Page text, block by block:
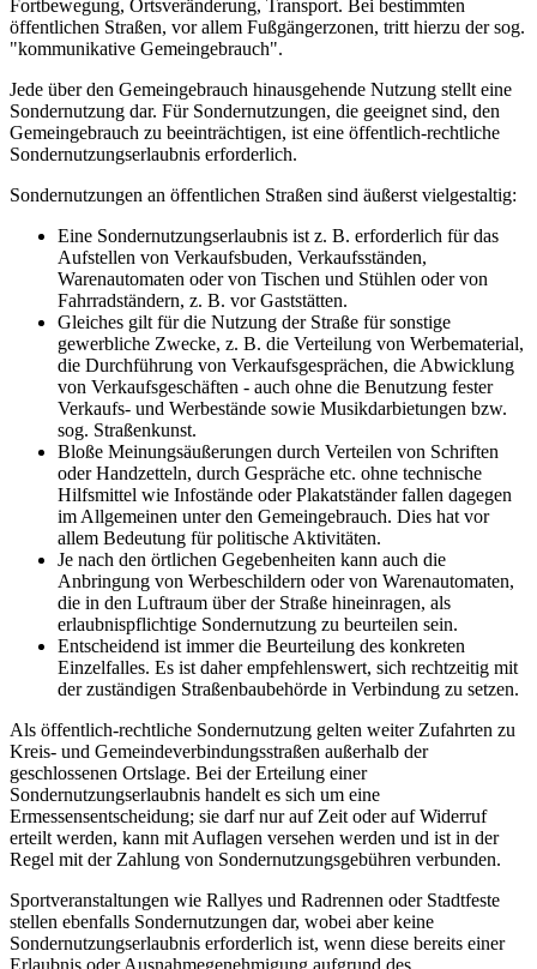
Fortbewegung, Ortsveränderung, Transport. Bei bestimmten
öffentlichen Straßen, vor allem Fußgängerzonen, tritt hierzu der sog.
"kommunikative Gemeingebrauch".
Jede über den Gemeingebrauch hinausgehende Nutzung stellt eine
Sondernutzung dar. Für Sondernutzungen, die geeignet sind, den
Gemeingebrauch zu beeinträchtigen, ist eine öffentlich-rechtliche
Sondernutzungserlaubnis erforderlich.
Sondernutzungen an öffentlichen Straßen sind äußerst vielgestaltig:
Eine Sondernutzungserlaubnis ist z. B. erforderlich für das
Aufstellen von Verkaufsbuden, Verkaufsständen,
Warenautomaten oder von Tischen und Stühlen oder von
Fahrradständern, z. B. vor Gaststätten.
Gleiches gilt für die Nutzung der Straße für sonstige
gewerbliche Zwecke, z. B. die Verteilung von Werbematerial,
die Durchführung von Verkaufsgesprächen, die Abwicklung
von Verkaufsgeschäften - auch ohne die Benutzung fester
Verkaufs- und Werbestände sowie Musikdarbietungen bzw.
sog. Straßenkunst.
Bloße Meinungsäußerungen durch Verteilen von Schriften
oder Handzetteln, durch Gespräche etc. ohne technische
Hilfsmittel wie Infostände oder Plakatständer fallen dagegen
im Allgemeinen unter den Gemeingebrauch. Dies hat vor
allem Bedeutung für politische Aktivitäten.
Je nach den örtlichen Gegebenheiten kann auch die
Anbringung von Werbeschildern oder von Warenautomaten,
die in den Luftraum über der Straße hineinragen, als
erlaubnispflichtige Sondernutzung zu beurteilen sein.
Entscheidend ist immer die Beurteilung des konkreten
Einzelfalles. Es ist daher empfehlenswert, sich rechtzeitig mit
der zuständigen Straßenbaubehörde in Verbindung zu setzen.
Als öffentlich-rechtliche Sondernutzung gelten weiter Zufahrten zu
Kreis- und Gemeindeverbindungsstraßen außerhalb der
geschlossenen Ortslage. Bei der Erteilung einer
Sondernutzungserlaubnis handelt es sich um eine
Ermessensentscheidung; sie darf nur auf Zeit oder auf Widerruf
erteilt werden, kann mit Auflagen versehen werden und ist in der
Regel mit der Zahlung von Sondernutzungsgebühren verbunden.
Sportveranstaltungen wie Rallyes und Radrennen oder Stadtfeste
stellen ebenfalls Sondernutzungen dar, wobei aber keine
Sondernutzungserlaubnis erforderlich ist, wenn diese bereits einer